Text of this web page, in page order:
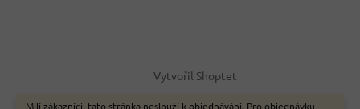
Milí zákazníci, tato stránka neslouží k objednávání. Pro objednávku
Vytvořil Shoptet